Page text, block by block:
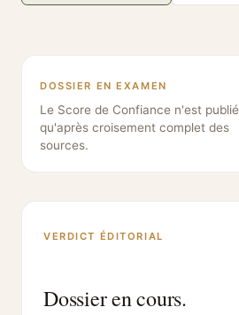
DOSSIER EN EXAMEN
Le Score de Confiance n'est publié
qu'après croisement complet des
sources.
VERDICT ÉDITORIAL
Dossier en cours.